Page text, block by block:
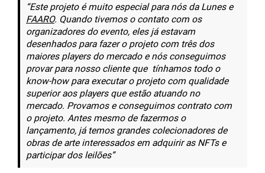
“Este projeto é muito especial para nós da Lunes e
FAARO. Quando tivemos o contato com os
organizadores do evento, eles já estavam
desenhados para fazer o projeto com três dos
maiores players do mercado e nós conseguimos
provar para nosso cliente que tínhamos todo o
know-how para executar o projeto com qualidade
superior aos players que estão atuando no
mercado. Provamos e conseguimos contrato com
o projeto. Antes mesmo de fazermos o
lançamento, já temos grandes colecionadores de
obras de arte interessados em adquirir as NFTs e
participar dos leilões”